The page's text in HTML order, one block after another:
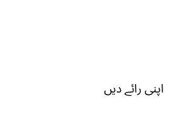
اپنی رائے دیں